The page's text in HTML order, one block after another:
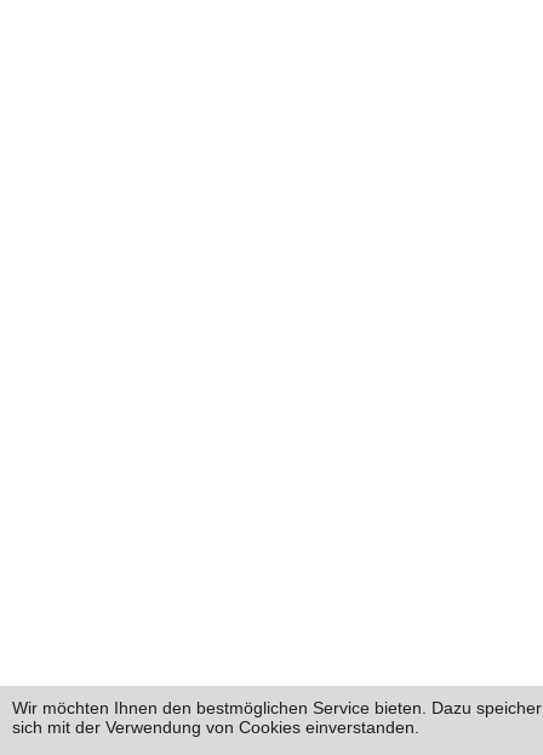
Wir möchten Ihnen den bestmöglichen Service bieten. Dazu
sich mit der Verwendung von Cookies einverstanden.